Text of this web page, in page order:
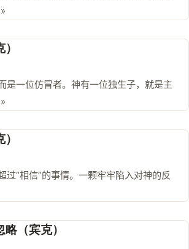
是一位仿冒者。神有一位独生子，就是主
过“相信”的事情。一颗牢牢陷入对神的反
（宾克）